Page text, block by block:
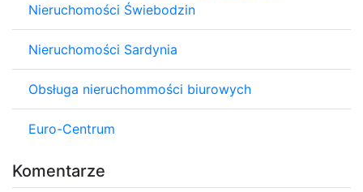
Nieruchomości Świebodzin
Nieruchomości Sardynia
Obsługa nieruchommości biurowych
Euro-Centrum
Komentarze